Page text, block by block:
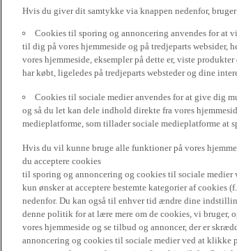
Hvis du giver dit samtykke via knappen nedenfor,
Cookies til sporing og annoncering anvendes for at
til dig på vores hjemmeside og på tredjeparts websider,
vores hjemmeside, eksempler på dette er, viste
har købt, ligeledes på tredjeparts websteder og dine
Cookies til sociale medier anvendes for at give dig
og så du let kan dele indhold direkte fra vores
medieplatforme, som tillader sociale medieplatforme at
Hvis du vil kunne bruge alle funktioner på vores
du acceptere cookies
til sporing og annoncering og cookies til sociale
kun ønsker at acceptere bestemte kategorier af cookies
nedenfor. Du kan også til enhver tid ændre dine
denne politik for at lære mere om de cookies, vi bruger,
vores hjemmeside og se tilbud og annoncer, der er
annoncering og cookies til sociale medier ved at klikke